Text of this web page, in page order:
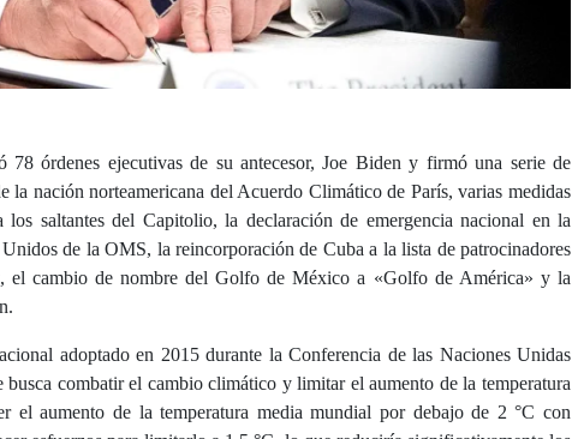
órdenes ejecutivas de su antecesor, Joe Biden y firmó una serie de
la nación norteamericana del Acuerdo Climático de París, varias medidas
saltantes del Capitolio, la declaración de emergencia nacional en la
de la OMS, la reincorporación de Cuba a la lista de patrocinadores
el cambio de nombre del Golfo de México a «Golfo de América» y la
adoptado en 2015 durante la Conferencia de las Naciones Unidas
combatir el cambio climático y limitar el aumento de la temperatura
el aumento de la temperatura media mundial por debajo de 2 °C con